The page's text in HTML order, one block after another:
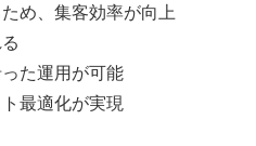
め、集客効率が向上
た運用が可能
最適化が実現